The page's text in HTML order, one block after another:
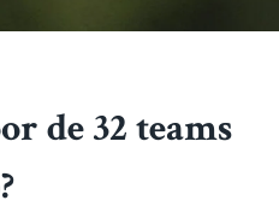
de 32 teams